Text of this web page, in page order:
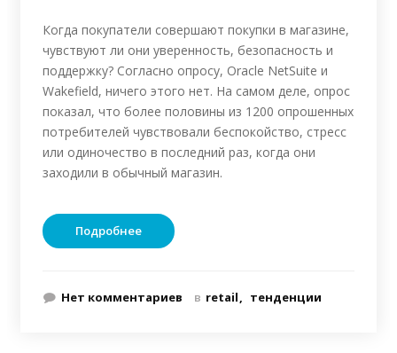
Когда покупатели совершают покупки в магазине,
чувствуют ли они уверенность, безопасность и
поддержку? Согласно опросу, Oracle NetSuite и
Wakefield, ничего этого нет. На самом деле, опрос
показал, что более половины из 1200 опрошенных
потребителей чувствовали беспокойство, стресс
или одиночество в последний раз, когда они
заходили в обычный магазин.
Подробнее
Нет комментариев в retail тенденции